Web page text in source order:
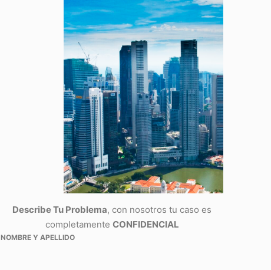
Describe Tu Problema, con nosotros tu caso es
completamente CONFIDENCIAL
NOMBRE Y APELLIDO